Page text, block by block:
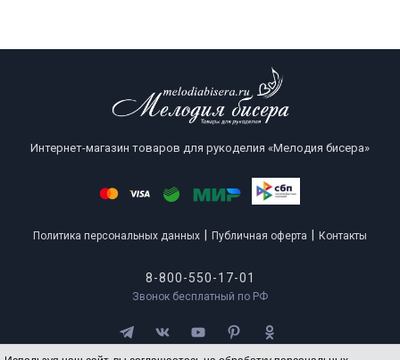
Интернет-магазин товаров для рукоделия «Мелодия бисера»
Политика персональных данных Публичная оферта Контакты
8-800-550-17-01
Звонок бесплатный по РФ